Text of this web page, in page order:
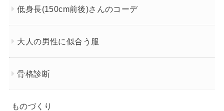
低身長(150cm前後)さんのコーデ
大人の男性に似合う服
骨格診断
ものづくり